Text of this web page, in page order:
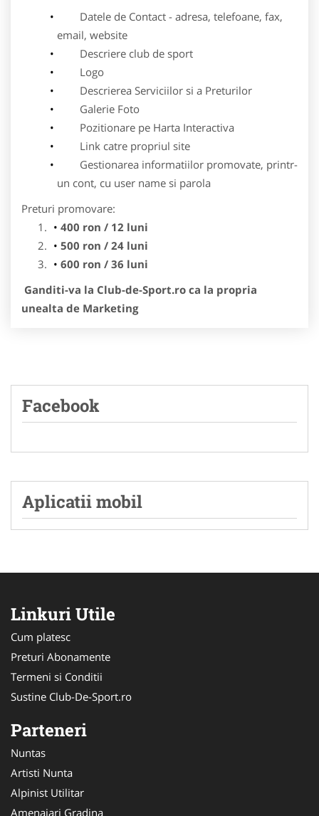
Datele de Contact - adresa, telefoane, fax,
email, website
Descriere club de sport
Logo
Descrierea Serviciilor si a Preturilor
Galerie Foto
Pozitionare pe Harta Interactiva
Link catre propriul site
Gestionarea informatiilor promovate, printr-
un cont, cu user name si parola
Preturi promovare:
400 ron / 12 luni
500 ron / 24 luni
600 ron / 36 luni
Ganditi-va la Club-de-Sport.ro ca la propria
unealta de Marketing
Facebook
Aplicatii mobil
Linkuri Utile
Cum platesc
Preturi Abonamente
Termeni si Conditii
Sustine Club-De-Sport.ro
Parteneri
Nuntas
Artisti Nunta
Alpinist Utilitar
Amenajari Gradina